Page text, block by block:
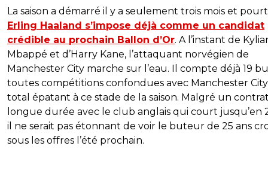
La saison a démarré il y a seulement trois mois et
Erling Haaland s’impose déjà comme un candidat
crédible au prochain Ballon d’Or. A l’instant de
Mbappé et d’Harry Kane, l’attaquant norvégien de
Manchester City marche sur l’eau. Il compte déjà 19
toutes compétitions confondues avec Manchester
total épatant à ce stade de la saison. Malgré un
longue durée avec le club anglais qui court jusqu’en
il ne serait pas étonnant de voir le buteur de 25 ans
sous les offres l’été prochain.